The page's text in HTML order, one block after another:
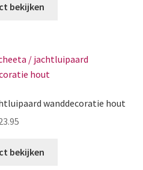
bekijken
wanddecoratie hout
bekijken